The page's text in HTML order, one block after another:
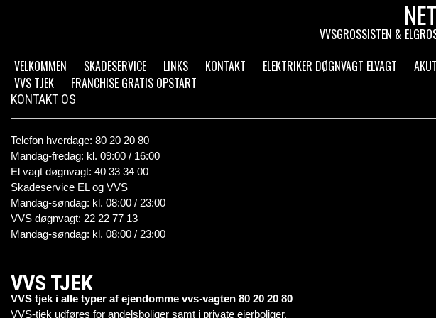
VVSGROSSISTEN &
VELKOMMEN
SKADESERVICE LINKS KONTAKT ELEKTRIKER DØGNVAGT ELVAGT
VVS TJEK
FRANCHISE GRATIS OPSTART
KONTAKT OS
Telefon hverdage: 80 20 20 80
Mandag-fredag: kl. 09:00 / 16:00
El vagt døgnvagt: 40 33 34 00
Skadeservice EL og VVS
Mandag-søndag: kl. 08:00 / 23:00
VVS døgnvagt: 22 22 77 13
Mandag-søndag: kl. 08:00 / 23:00
VVS TJEK
VVS tjek i alle typer af ejendomme vvs-vagten 80 20 20 80
VVS-tjek udføres for andelsboliger samt i private ejerboliger.